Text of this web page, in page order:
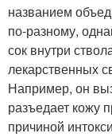
названием
по-разному,
сок внутри
лекарственных
Например, он
разъедает кожу
причиной